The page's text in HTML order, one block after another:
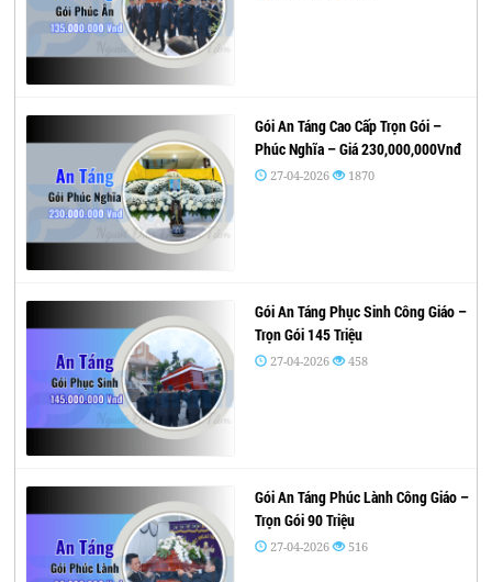
Gói An Táng Cao Cấp Trọn Gói –
Phúc Nghĩa – Giá 230,000,000Vnđ
27-04-2026 1870
Gói An Táng Phục Sinh Công Giáo –
Trọn Gói 145 Triệu
27-04-2026 458
Gói An Táng Phúc Lành Công Giáo –
Trọn Gói 90 Triệu
27-04-2026 516